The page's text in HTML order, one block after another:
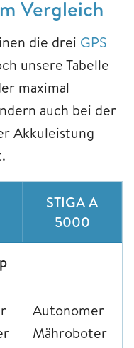
Vergleich
die drei GPS
unsere Tabelle
maximal
auch bei der
Akkuleistung
STIGA A
5000
Autonomer
Mähroboter